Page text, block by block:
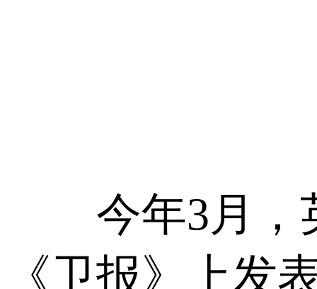
今年3月，英
《卫报》上发